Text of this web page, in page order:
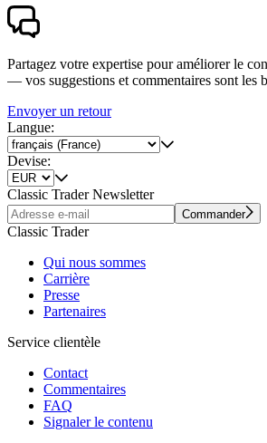
Partagez votre expertise pour améliorer le
— vos suggestions et commentaires sont les
Envoyer un retour
Langue:
Devise:
Classic Trader Newsletter
Commander
Classic Trader
Qui nous sommes
Carrière
Presse
Partenaires
Service clientèle
Contact
Commentaires
FAQ
Signaler le contenu